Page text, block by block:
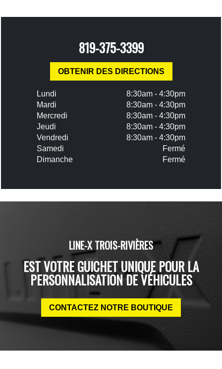
819-375-3399
OBTENIR DES DIRECTIONS
Lundi
8:30am - 4:30pm
Mardi
8:30am - 4:30pm
Mercredi
8:30am - 4:30pm
Jeudi
8:30am - 4:30pm
Vendredi
8:30am - 4:30pm
Samedi
Fermé
Dimanche
Fermé
LINE-X TROIS-RIVIÈRES
EST VOTRE GUICHET UNIQUE POUR LA
PERSONNALISATION DE VÉHICULES
CONTACTEZ NOTRE BOUTIQUE